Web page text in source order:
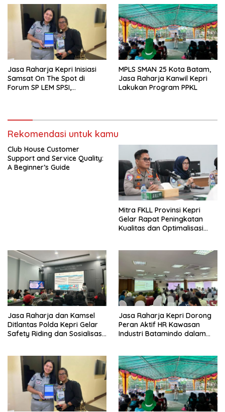
Indonesia
Jasa Raharja Kepri Inisiasi
Samsat On The Spot di
Forum SP LEM SPSI,
MPLS SMAN 25 Kota Batam,
Jasa Raharja Kanwil Kepri
Lakukan Program PPKL
Rekomendasi untuk kamu
Club House Customer
Support and Service Quality:
A Beginner’s Guide
Mitra FKLL Provinsi Kepri
Gelar Rapat Peningkatan
Kualitas dan Optimalisasi
Jasa Raharja dan Kamsel
Ditlantas Polda Kepri Gelar
Safety Riding dan Sosialisasi
Indonesia
Jasa Raharja Kepri Dorong
Peran Aktif HR Kawasan
Industri Batamindo dalam